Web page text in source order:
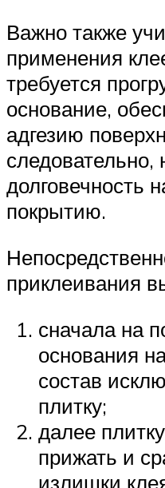
Важно также
применения
требуется
основание,
адгезию
следовательно,
долговечность
покрытию.
приклеивания
сначала на
основания
состав
плитку;
далее
прижать и
излишки